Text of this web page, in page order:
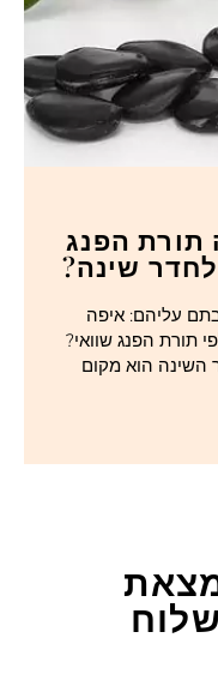
תורת הפנג
שינה?
עליהם: איפה
תורת הפנג שוואי?
השינה הוא מקום